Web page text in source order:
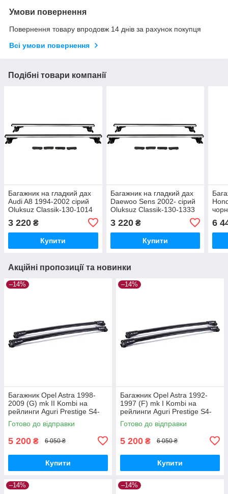
Умови повернення
Повернення товару впродовж 14 днів за рахунок покупця
Всі умови повернення
Подібні товари компанії
Багажник на гладкий дах
Audi A8 1994-2002 сірий
Oluksuz Classik-130-1014
3 220 ₴
Купити
Багажник на гладкий дах
Daewoo Sens 2002- сірий
Oluksuz Classik-130-1333
3 220₴
Купити
6
Акційні пропозиції та новинки
–14%
Багажник Opel Astra 1998-
2009 (G) mk II Kombi на
рейлинги Aguri Prestige S4-
1499B
Готово до відправки
5 200 ₴ 6 050 ₴
Купити
–14%
Багажник Opel Astra 1992-
1997 (F) mk I Kombi на
рейлинги Aguri Prestige S4-
1500B
Готово до відправки
5 200 ₴ 6 050 ₴
Купити
–14% –14%